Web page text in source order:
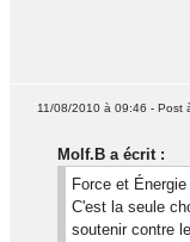
11/08/2010 à 09:46 - Post
Molf.B a écrit :
Force et
C'est la seule
soutenir contre